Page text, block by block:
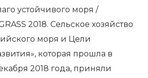
устойчивого моря /
2018. Сельское хозяйство
моря и Цели
которая прошла в
2018 года, приняли